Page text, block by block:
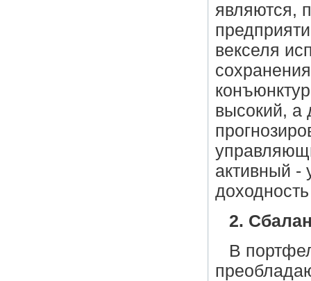
являются,
векселя
высокий, а
активный -
2.
В